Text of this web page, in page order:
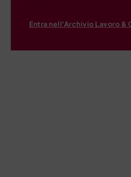
Entra nell'Archivio Lavoro &